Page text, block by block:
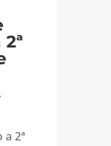
,
2ª